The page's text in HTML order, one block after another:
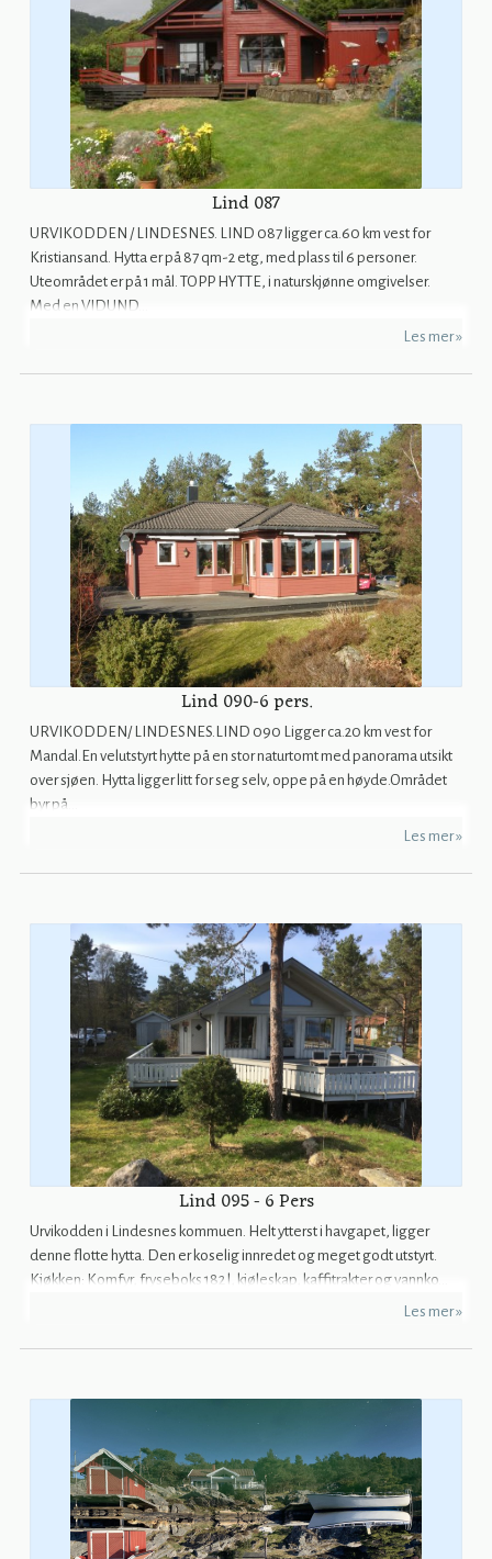
Lind 087
URVIKODDEN / LINDESNES. LIND 087 ligger ca.60 km vest for
Kristiansand. Hytta er på 87 qm-2 etg, med plass til 6 personer.
Uteområdet er på 1 mål. TOPP HYTTE, i naturskjønne omgivelser.
Med en VIDUND...
Les mer »
Lind 090-6 pers.
URVIKODDEN/ LINDESNES.LIND 090 Ligger ca.20 km vest for
Mandal.En velutstyrt hytte på en stor naturtomt med panorama utsikt
over sjøen. Hytta ligger litt for seg selv, oppe på en høyde.Området
byr på...
Les mer »
Lind 095 - 6 Pers
Urvikodden i Lindesnes kommuen. Helt ytterst i havgapet, ligger
denne flotte hytta. Den er koselig innredet og meget godt utstyrt.
Kjøkken: Komfyr, fryseboks 182 l, kjøleskap, kaffitrakter og vannko...
Les mer »